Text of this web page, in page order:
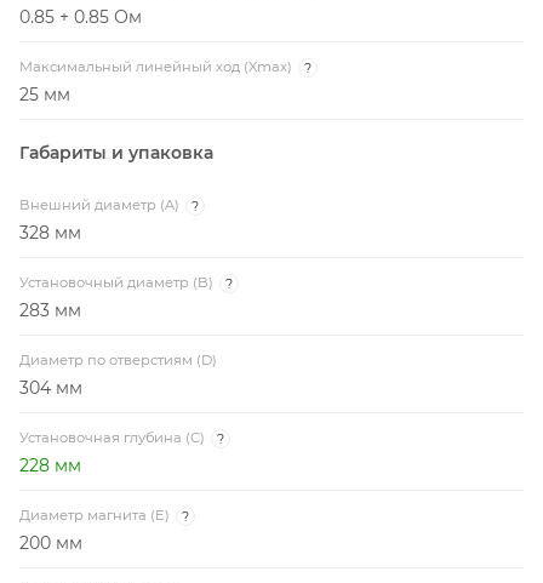
0.85 + 0.85 Ом
Максимальный линейный ход (Xmax) ?
25 мм
Габариты и упаковка
Внешний диаметр (A) ?
328 мм
Установочный диаметр (B) ?
283 мм
Диаметр по отверстиям (D)
304 мм
Установочная глубина (C) ?
228 мм
Диаметр магнита (E) ?
200 мм